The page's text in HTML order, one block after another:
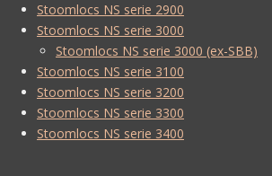
Stoomlocs NS serie 2900
Stoomlocs NS serie 3000
Stoomlocs NS serie 3000 (ex-SBB)
Stoomlocs NS serie 3100
Stoomlocs NS serie 3200
Stoomlocs NS serie 3300
Stoomlocs NS serie 3400